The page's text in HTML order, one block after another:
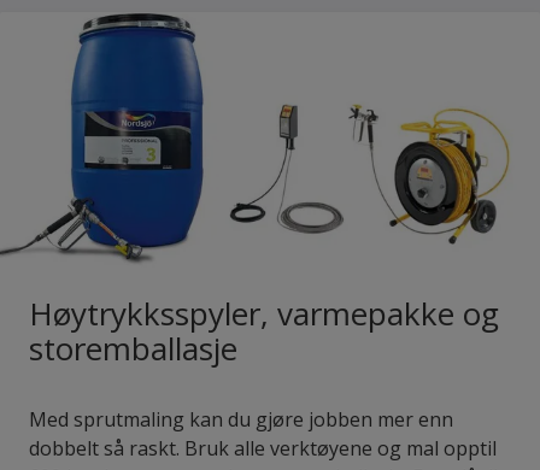
Høytrykksspyler, varmepakke og
storemballasje
Med sprutmaling kan du gjøre jobben mer enn
dobbelt så raskt. Bruk alle verktøyene og mal opptil